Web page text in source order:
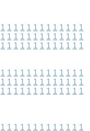
1 1 1 1 1 1 1 1 1 1 1 1 1
1 1 1 1 1 1 1 1 1 1 1 1 1
1 1 1 1 1 1 1 1 1 1 1 1 1
1 1 1 1 1 1 1 1 1 1 1 1 1
1 1 1 1 1 1 1 1 1 1 1 1 1
1 1 1 1 1 1 1 1 1 1 1 1 1
1 1 1 1 1 1 1 1 1 1 1 1 1